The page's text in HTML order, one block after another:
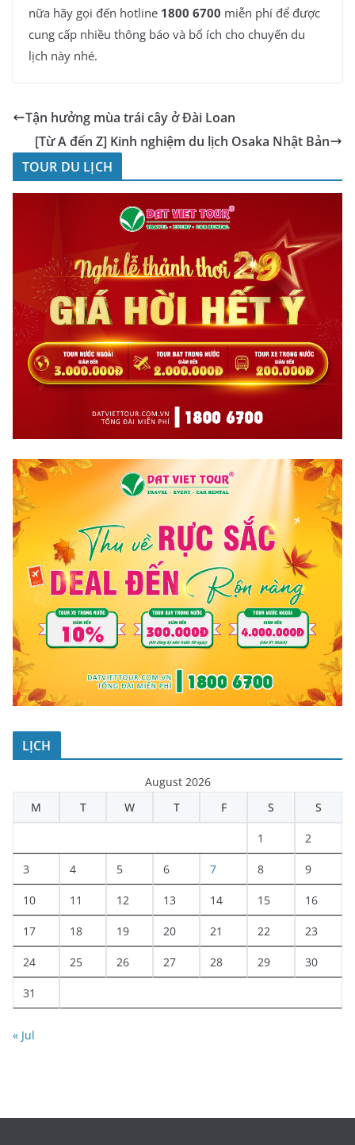
nữa hãy gọi đến hotline 1800 6700 miễn phí để được
cung cấp nhiều thông báo và bổ ích cho chuyến du
lịch này nhé.
Tận hưởng mùa trái cây ở Đài Loan
[Từ A đến Z] Kinh nghiệm du lịch Osaka Nhật Bản
TOUR DU LỊCH
LỊCH
August 2026
M
T W T F S S
1 2
3 4 5 6 7 8 9
10 11 12 13 14 15 16
17 18 19 20 21 22 23
24 25 26 27 28 29 30
31
« Jul